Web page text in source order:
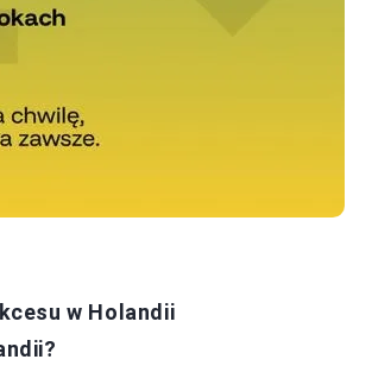
w Holandii